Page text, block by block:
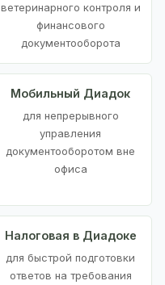
ветеринарного контроля и
финансового
документооборота
Мобильный Диадок
для непрерывного
управления
документооборотом вне
офиса
Налоговая в Диадоке
для быстрой подготовки
ответов на требования